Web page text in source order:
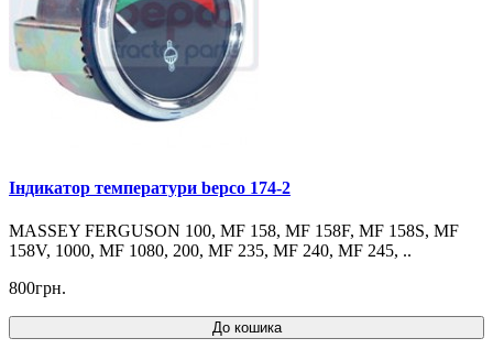
Індикатор температури bepco 174-2
MASSEY FERGUSON 100, MF 158, MF 158F, MF 158S, MF
158V, 1000, MF 1080, 200, MF 235, MF 240, MF 245, ..
800грн.
До кошика